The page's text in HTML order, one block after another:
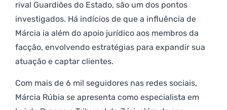
rival Guardiões do Estado, são um dos pontos
investigados. Há indícios de que a influência de
Márcia ia além do apoio jurídico aos membros da
facção, envolvendo estratégias para expandir sua
atuação e captar clientes.
Com mais de 6 mil seguidores nas redes sociais,
Márcia Rúbia se apresenta como especialista em